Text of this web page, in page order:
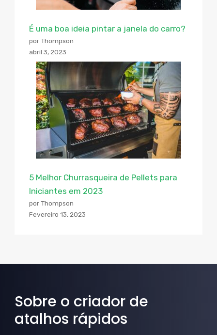
É uma boa ideia pintar a janela do carro?
por Thompson
abril 3, 2023
5 Melhor Churrasqueira de Pellets para
Iniciantes em 2023
por Thompson
Fevereiro 13, 2023
Sobre o criador de
atalhos rápidos